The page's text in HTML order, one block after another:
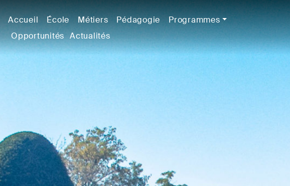
Accueil École Métiers Pédagogie
Programmes
Opportunités Actualités